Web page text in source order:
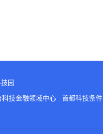
园
技金融领域中心 首都科技条件